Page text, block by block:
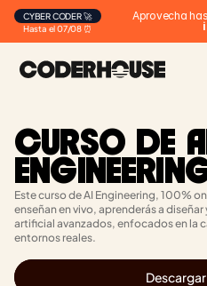
Hasta el 07/08 ⏰
CYBER CODER 🚀 Aprovecha
CURSO DE
Este curso de AI Engineering, 100%
enseñan en vivo, aprenderás a
artificial avanzados, enfocados en la
entornos reales.